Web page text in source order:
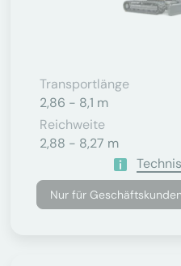
Transportlänge
2,86 - 8,1 m
Reichweite
2,88 - 8,27 m
Nur für Geschäftskunden